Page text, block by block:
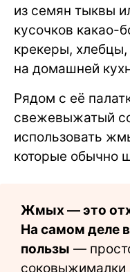
из семян тыквы
кусочков какао-
крекеры,
на домашней
Рядом с её
свежевыжатый
использовать
которые обычно
Жмых — это
На самом деле
пользы —
соковыжималки